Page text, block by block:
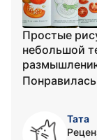
Простые
небольшой
Тата